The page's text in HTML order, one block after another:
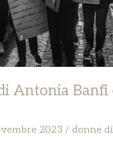
Antonia Banfi
2023 / donne